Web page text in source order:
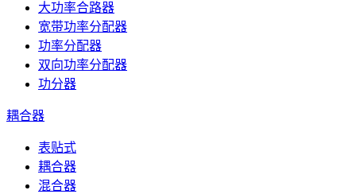
大功率合路器
宽带功率分配器
功率分配器
双向功率分配器
功分器
耦合器
表贴式
耦合器
混合器